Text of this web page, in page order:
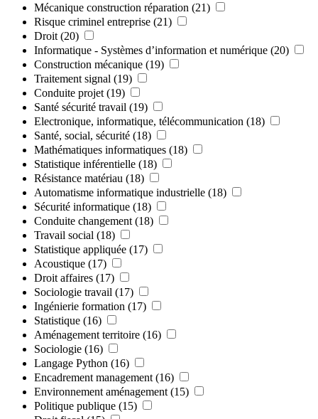
Mécanique construction réparation (21)
Risque criminel entreprise (21)
Droit (20)
Informatique - Systèmes d’information et numérique (20)
Construction mécanique (19)
Traitement signal (19)
Conduite projet (19)
Santé sécurité travail (19)
Electronique, informatique, télécommunication (18)
Santé, social, sécurité (18)
Mathématiques informatiques (18)
Statistique inférentielle (18)
Résistance matériau (18)
Automatisme informatique industrielle (18)
Sécurité informatique (18)
Conduite changement (18)
Travail social (18)
Statistique appliquée (17)
Acoustique (17)
Droit affaires (17)
Sociologie travail (17)
Ingénierie formation (17)
Statistique (16)
Aménagement territoire (16)
Sociologie (16)
Langage Python (16)
Encadrement management (16)
Environnement aménagement (15)
Politique publique (15)